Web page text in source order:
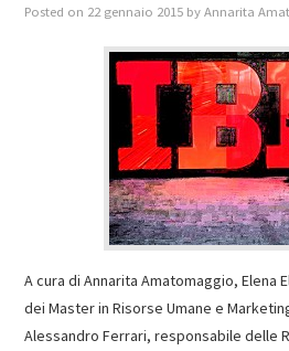
Posted on 22 gennaio 2015 byAnnarita
A cura di Annarita Amatomaggio, Elena
dei Master in Risorse Umane e
Alessandro Ferrari, responsabile delle